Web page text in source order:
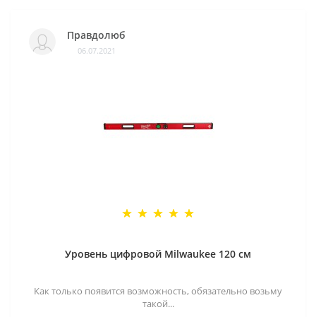
Правдолюб
06.07.2021
Уровень цифровой Milwaukee 120 см
Как только появится возможность, обязательно возьму
такой...